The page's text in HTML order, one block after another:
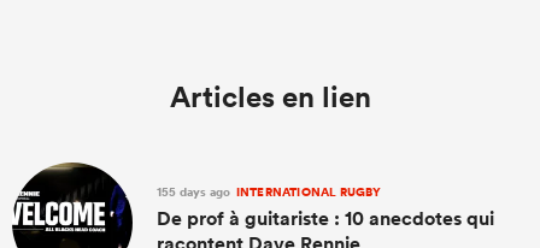
Articles en lien
155 days ago INTERNATIONAL RUGBY
De prof à guitariste : 10 anecdotes qui